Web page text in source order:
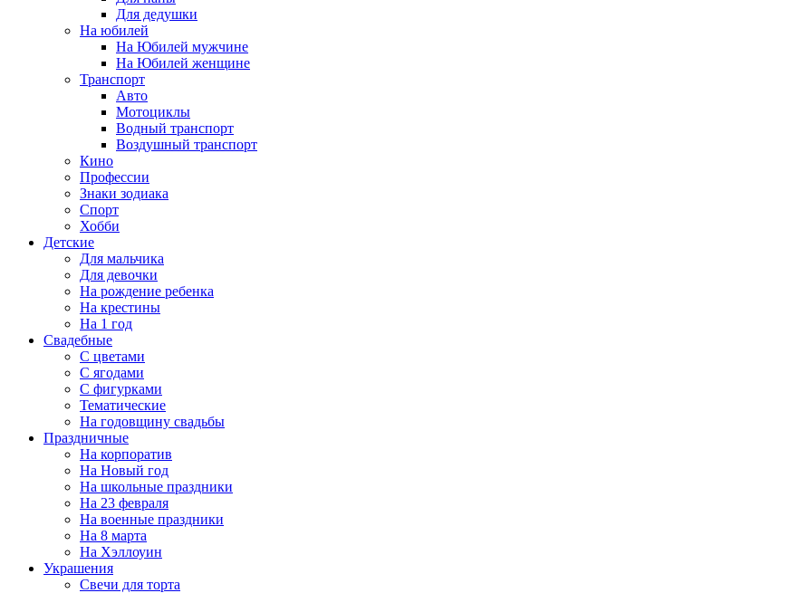
Для дедушки
На юбилей
На Юбилей мужчине
На Юбилей женщине
Транспорт
Авто
Мотоциклы
Водный транспорт
Воздушный транспорт
Кино
Профессии
Знаки зодиака
Спорт
Хобби
Детские
Для мальчика
Для девочки
На рождение ребенка
На крестины
На 1 год
Свадебные
С цветами
С ягодами
С фигурками
Тематические
На годовщину свадьбы
Праздничные
На корпоратив
На Новый год
На школьные праздники
На 23 февраля
На военные праздники
На 8 марта
На Хэллоуин
Украшения
Свечи для торта